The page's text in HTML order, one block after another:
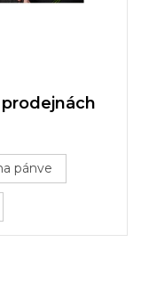
prodejnách
pánve